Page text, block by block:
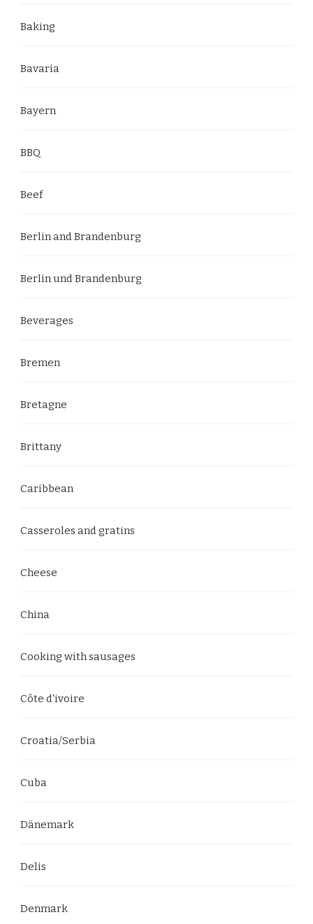
Baking
Bavaria
Bayern
BBQ
Beef
Berlin and Brandenburg
Berlin und Brandenburg
Beverages
Bremen
Bretagne
Brittany
Caribbean
Casseroles and gratins
Cheese
China
Cooking with sausages
Côte d'ivoire
Croatia/Serbia
Cuba
Dänemark
Delis
Denmark